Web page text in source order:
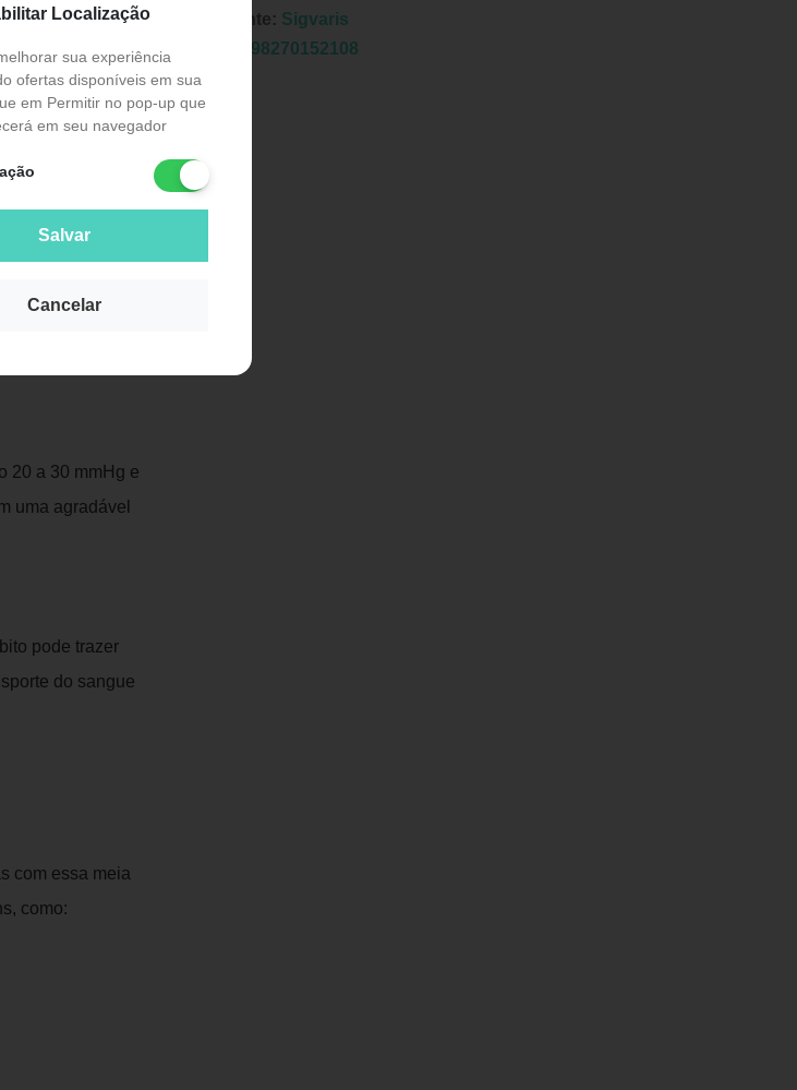
Localização
sua experiência
ofertas disponíveis em sua
em Permitir no pop-up que
em seu navegador
Salvar
Cancelar
20 a 30
meia de
e discreto
20 a 30 mmHg e
uma agradável
pode trazer
do sangue
com essa meia
como:
Fabricante: Sigvaris
7898270152108